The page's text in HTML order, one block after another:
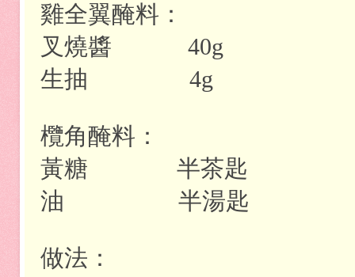
雞全翼醃料：
叉燒醬
40g
生抽
4g
欖角醃料：
黃糖
半茶匙
油
半湯匙
做法：